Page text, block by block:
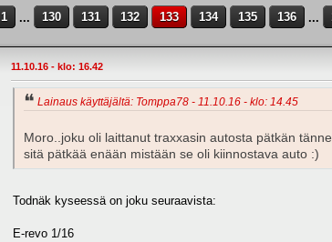
1 ... 130 131 132 133 134 135 136 ...
11.10.16 - klo: 16.42
Lainaus käyttäjältä: Tomppa78 - 11.10.16 - klo: 14.45
Moro..joku oli laittanut traxxasin autosta pätkän
sitä pätkää enään mistään se oli kiinnostava auto :)
Todnäk kyseessä on joku seuraavista:
E-revo 1/16